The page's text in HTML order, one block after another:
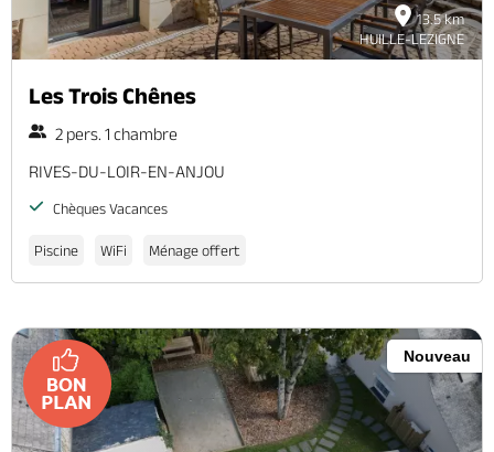
13.5 km
HUILLE-LEZIGNE
Les Trois Chênes
2 pers. 1 chambre
RIVES-DU-LOIR-EN-ANJOU
Chèques Vacances
Piscine WiFi Ménage offert
Nouveau